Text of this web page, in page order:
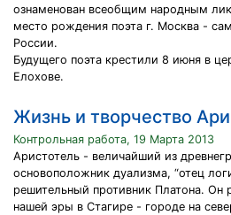
ознаменован всеобщим народным
место рождения поэта г. Москва -
России.
Будущего поэта крестили 8 июня в
Елохове.
Жизнь и творчество
Контрольная работа, 19 Марта 2013
Аристотель - величайший из
основоположник дуализма, “отец
решительный противник Платона. Он
нашей эры в Стагире - городе на